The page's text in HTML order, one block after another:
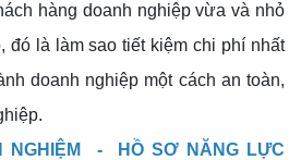
hàng doanh nghiệp vừa và nhỏ
đó là làm sao tiết kiệm chi phí nhất
doanh nghiệp một cách an toàn,
NGHIỆM -
HỒ SƠ NĂNG LỰC